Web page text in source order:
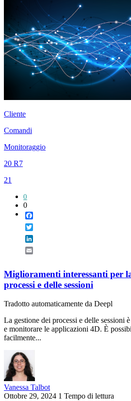
Cliente
Comandi
Monitoraggio
20 R7
21
0
0
Miglioramenti interessanti per
processi e delle sessioni
Tradotto automaticamente da Deepl
La gestione dei processi e delle sessioni
e monitorare le applicazioni 4D. È
facilmente...
Vanessa Talbot
Ottobre 29, 2024 1 Tempo di lettura